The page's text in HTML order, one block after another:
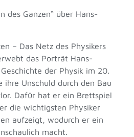
des Ganzen“ über Hans-
– Das Netz des Physikers
das Porträt Hans-
der Physik im 20.
ihre Unschuld durch den Bau
Dafür hat er ein Brettspiel
die wichtigsten Physiker
aufzeigt, wodurch er ein
macht.